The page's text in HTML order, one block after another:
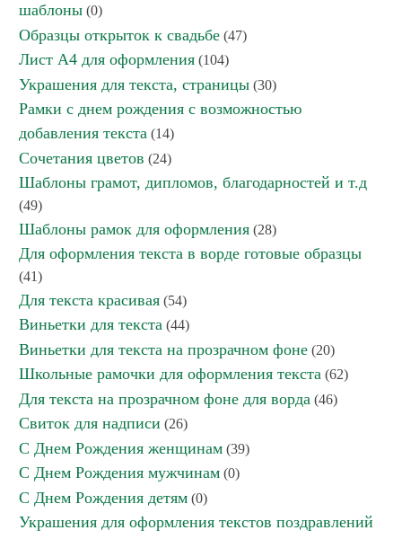
шаблоны (0)
Образцы открыток к свадьбе (47)
Лист А4 для оформления (104)
Украшения для текста, страницы (30)
Рамки с днем рождения с возможностью
добавления текста (14)
Сочетания цветов (24)
Шаблоны грамот, дипломов, благодарностей и т.д
(49)
Шаблоны рамок для оформления (28)
Для оформления текста в ворде готовые образцы
(41)
Для текста красивая (54)
Виньетки для текста (44)
Виньетки для текста на прозрачном фоне (20)
Школьные рамочки для оформления текста (62)
Для текста на прозрачном фоне для ворда (46)
Свиток для надписи (26)
С Днем Рождения женщинам (39)
С Днем Рождения мужчинам (0)
С Днем Рождения детям (0)
Украшения для оформления текстов поздравлений